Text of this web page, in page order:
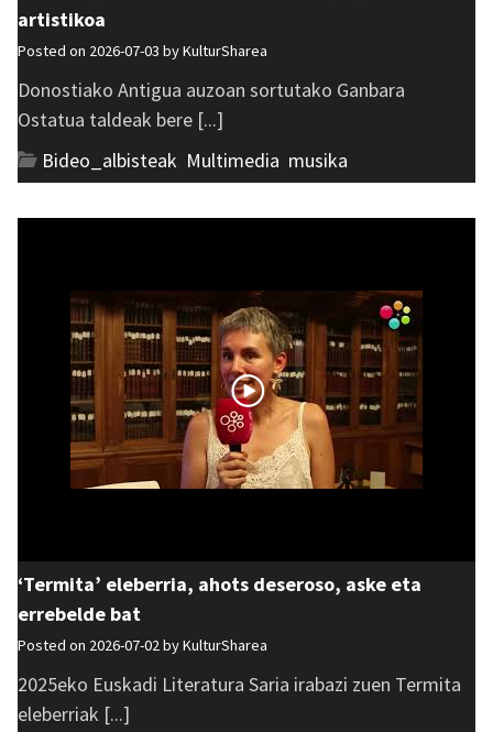
artistikoa
Posted on 2026-07-03 byKulturSharea
Donostiako Antigua auzoan sortutako Ganbara
Ostatua taldeak bere [...]
Bideo_albisteak Multimedia musika
‘Termita’ eleberria, ahots deseroso, aske eta
errebelde bat
Posted on 2026-07-02 byKulturSharea
2025eko Euskadi Literatura Saria irabazi zuen Termita
eleberriak [...]